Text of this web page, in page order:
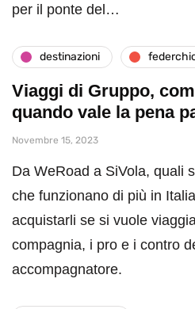
per il ponte del…
destinazioni
Viaggi di Gruppo,
quando vale la pena
Novembre 15, 2023
Da WeRoad a SiVola, quali
che funzionano di più in
acquistarli se si vuole
compagnia, i pro e i contro
accompagnatore.